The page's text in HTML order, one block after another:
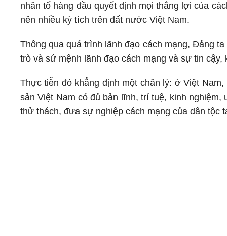
nhân tố hàng đầu quyết định mọi thắng lợi của
nên nhiều kỳ tích trên đất nước Việt Nam.
Thông qua quá trình lãnh đạo cách mạng, Đảng
trò và sứ mệnh lãnh đạo cách mạng và sự tin cậy,
Thực tiễn đó khẳng định một chân lý: ở Việt
sản Việt Nam có đủ bản lĩnh, trí tuệ, kinh
thử thách, đưa sự nghiệp cách mạng của dân tộc